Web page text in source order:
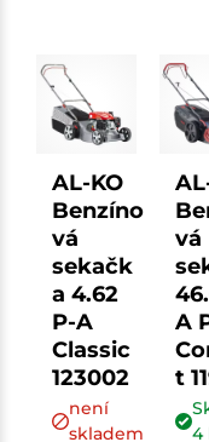
AL-KO
Benzíno
vá
sekačk
a 4.62
P-A
Classic
123002
není
skladem
vá
A
t
4